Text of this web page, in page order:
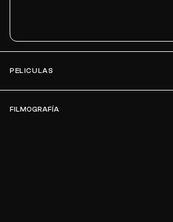
PELICULAS
FILMOGRAFÍA